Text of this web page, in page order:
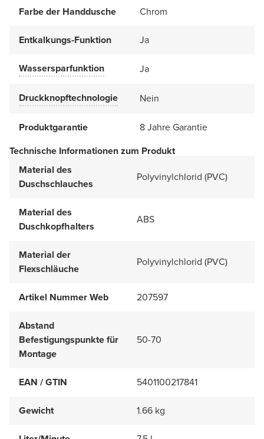
Farbe der Handdusche Chrom
Entkalkungs-Funktion Ja
Wassersparfunktion Ja
Druckknopftechnologie Nein
Produktgarantie
8 Jahre Garantie
Technische Informationen zum Produkt
Material des
Duschschlauches
Polyvinylchlorid (PVC)
Material des
Duschkopfhalters
ABS
Material der
Flexschläuche
Polyvinylchlorid (PVC)
Artikel Nummer Web 207597
Abstand
Befestigungspunkte für
Montage
50-70
EAN / GTIN 5401100217841
Gewicht 1.66 kg